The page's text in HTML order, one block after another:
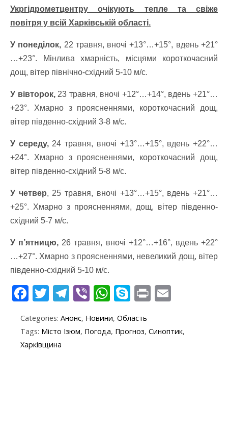
Укргідрометцентру очікують тепле та свіже
повітря у всій Харківській області.
У понеділок, 22 травня, вночі +13°…+15°, вдень +21°
…+23°. Мінлива хмарність, місцями короткочасний
дощ, вітер північно-східний 5-10 м/с.
У вівторок,23 травня, вночі +12°…+14°, вдень +21°…
+23°. Хмарно з проясненнями, короткочасний дощ,
вітер південно-східний 3-8 м/с.
У середу,24 травня, вночі +13°…+15°, вдень +22°…
+24°. Хмарно з проясненнями, короткочасний дощ,
вітер південно-східний 5-8 м/с.
У четвер, 25 травня, вночі +13°…+15°, вдень +21°…
+25°. Хмарно з проясненнями, дощ, вітер південно-
східний 5-7 м/с.
У п’ятницю, 26 травня, вночі +12°…+16°, вдень +22°
…+27°. Хмарно з проясненнями, невеликий дощ, вітер
південно-східний 5-10 м/с.
F
e
b
T
itt
er
T
e
gr
Vi
er
W
at
s
S
y
Pr
t ai
Categories: Анонс, Новини, Область
Tags: Місто Ізюм, Погода, Прогноз, Синоптик,
Харківщина